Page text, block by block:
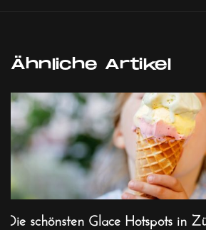
Ähnliche Artikel
Die schönsten Glace Hotspots in